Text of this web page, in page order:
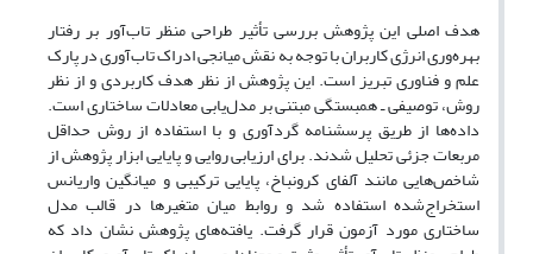
هدف اصلی این پژوهش بررسی تأثیر طراحی منظر تاب‌آور بر رفتار
بهره‌وری انرژی کاربران با توجه به نقش میانجی ادراک تاب‌آوری در پارک
علم و فناوری تبریز است. این پژوهش از نظر هدف کاربردی و از نظر
روش، توصیفی ـ همبستگی مبتنی بر مدل‌یابی معادلات ساختاری است.
داده‌ها از طریق پرسشنامه گردآوری و با استفاده از روش حداقل
مربعات جزئی تحلیل شدند. برای ارزیابی روایی و پایایی ابزار پژوهش از
شاخص‌هایی مانند آلفای کرونباخ، پایایی ترکیبی و میانگین واریانس
استخراج‌شده استفاده شد و روابط میان متغیرها در قالب مدل
ساختاری مورد آزمون قرار گرفت. یافته‌های پژوهش نشان داد که